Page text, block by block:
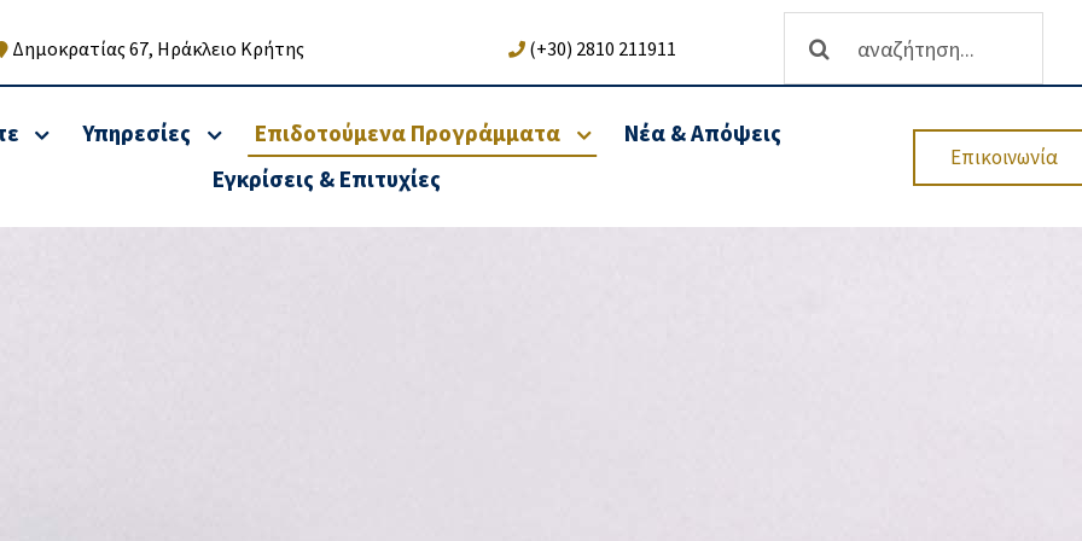
Δημοκρατίας 67, Ηράκλειο Κρήτης (+30) 2810 211911
Υπηρεσίες Επιδοτούμενα Προγράμματα
Νέα & Απόψεις
Εγκρίσεις & Επιτυχίες
Επικοινωνία